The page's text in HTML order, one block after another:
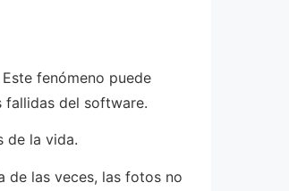
fenómeno puede
fallidas del software.
de la vida.
de las veces, las fotos no